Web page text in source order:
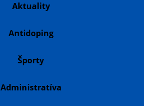
Aktuality
Antidoping
Športy
Administratíva